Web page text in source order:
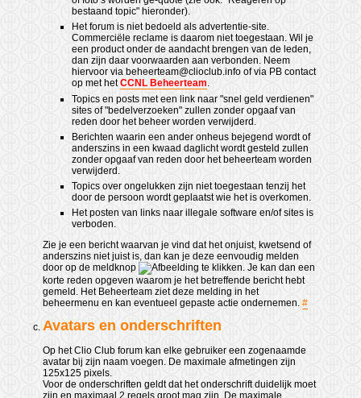
bestaand topic" hieronder).
Het forum is niet bedoeld als advertentie-site.
Commerciële reclame is daarom niet toegestaan. Wil je
een product onder de aandacht brengen van de leden,
dan zijn daar voorwaarden aan verbonden. Neem
hiervoor via beheerteam@clioclub.info of via PB contact
op met hetCCNL Beheerteam
Topics en posts met een link naar "snel geld verdienen"
sites of "bedelverzoeken" zullen zonder opgaaf van
reden door het beheer worden verwijderd.
Berichten waarin een ander onheus bejegend wordt of
anderszins in een kwaad daglicht wordt gesteld zullen
zonder opgaaf van reden door het beheerteam worden
verwijderd.
Topics over ongelukken zijn niet toegestaan tenzij het
door de persoon wordt geplaatst wie het is overkomen.
Het posten van links naar illegale software en/of sites is
verboden.
Zie je een bericht waarvan je vind dat het onjuist, kwetsend of
anderszins niet juist is, dan kan je deze eenvoudig melden
door op de meldknop
te klikken. Je kan dan een
korte reden opgeven waarom je het betreffende bericht hebt
gemeld. Het Beheerteam ziet deze melding in het
beheermenu en kan eventueel gepaste actie ondernemen. #
Avatars en onderschriften
Op het Clio Club forum kan elke gebruiker een zogenaamde
avatar bij zijn naam voegen. De maximale afmetingen zijn
125x125 pixels.
Voor de onderschriften geldt dat het onderschrift duidelijk moet
zijn en maximaal 2 regels groot mag zijn. De maximale